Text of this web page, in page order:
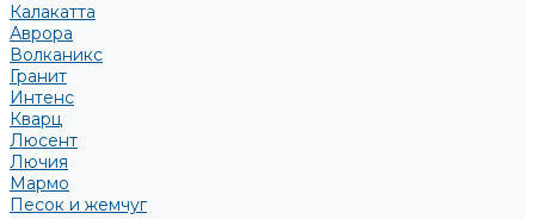
Калакатта
Аврора
Волканикс
Гранит
Интенс
Кварц
Люсент
Лючия
Мармо
Песок и жемчуг